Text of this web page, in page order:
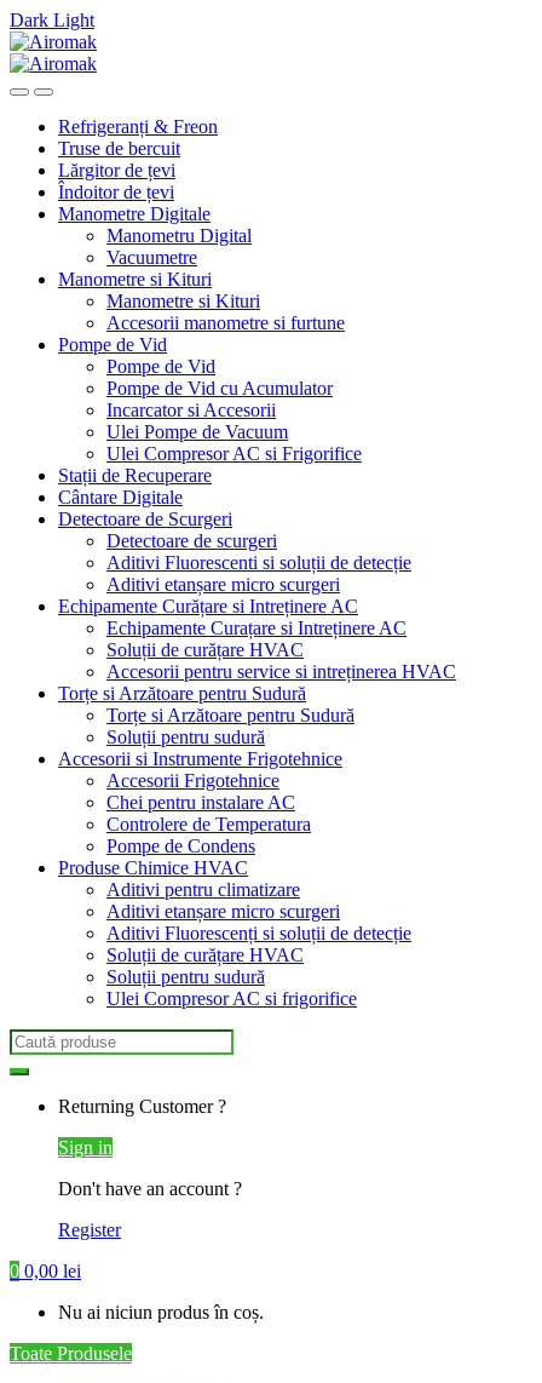
Dark Light
Skip
to
navigation
Skip
to
content
Refrigeranți & Freon
Truse de bercuit
Lărgitor de țevi
Îndoitor de țevi
Manometre Digitale
Manometru Digital
Vacuumetre
Manometre si Kituri
Manometre si Kituri
Accesorii manometre si furtune
Pompe de Vid
Pompe de Vid
Pompe de Vid cu Acumulator
Incarcator si Accesorii
Ulei Pompe de Vacuum
Ulei Compresor AC si Frigorifice
Stații de Recuperare
Cântare Digitale
Detectoare de Scurgeri
Detectoare de scurgeri
Aditivi Fluorescenti si soluții de detecție
Aditivi etanșare micro scurgeri
Echipamente Curățare si Intreținere AC
Echipamente Curațare si Intreținere AC
Soluții de curățare HVAC
Accesorii pentru service si intreținerea HVAC
Torțe si Arzătoare pentru Sudură
Torțe si Arzătoare pentru Sudură
Soluții pentru sudură
Accesorii si Instrumente Frigotehnice
Accesorii Frigotehnice
Chei pentru instalare AC
Controlere de Temperatura
Pompe de Condens
Produse Chimice HVAC
Aditivi pentru climatizare
Aditivi etanșare micro scurgeri
Aditivi Fluorescenți si soluții de detecție
Soluții de curățare HVAC
Soluții pentru sudură
Ulei Compresor AC si frigorifice
Search
for:
Returning Customer ?
Sign in
Don't have an account ?
Register
0 0,00 lei
Nu ai niciun produs în coș.
Toate Produsele